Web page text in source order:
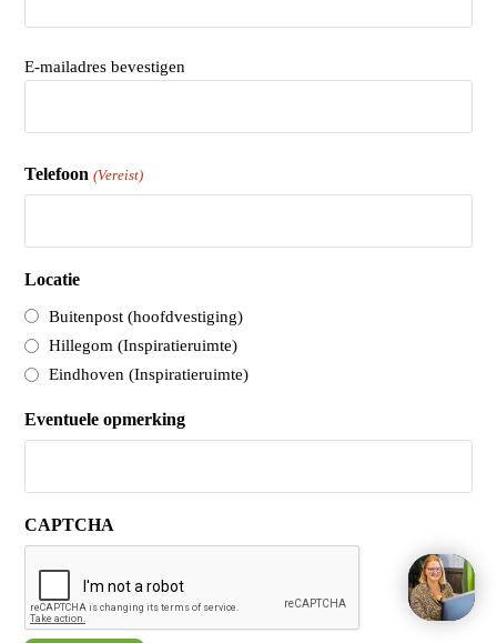
E-mailadres bevestigen
Telefoon (Vereist)
Locatie
Buitenpost (hoofdvestiging)
Hillegom (Inspiratieruimte)
Eindhoven (Inspiratieruimte)
Eventuele opmerking
CAPTCHA